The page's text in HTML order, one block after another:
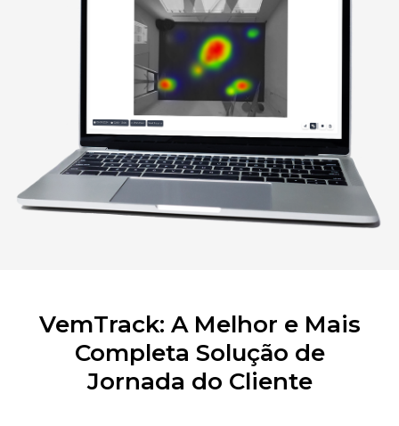
VemTrack: A Melhor e Mais
Completa Solução de
Jornada do Cliente